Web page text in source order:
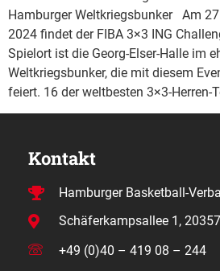
Hamburger Weltkriegsbunker Am
2024 findet der FIBA 3×3 ING
Spielort ist die Georg-Elser-Halle im
Weltkriegsbunker, die mit diesem
feiert. 16 der weltbesten 3×3-Herren-
Kontakt
Hamburger Basketball-
Schäferkampsallee 1,
+49 (0)40 – 419 08 – 244